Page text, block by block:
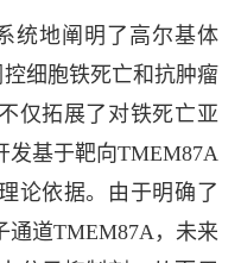
统地阐明了高尔基体
细胞铁死亡和抗肿瘤
仅拓展了对铁死亡亚
发基于靶向TMEM87A
论依据。由于明确了
通道TMEM87A，未来